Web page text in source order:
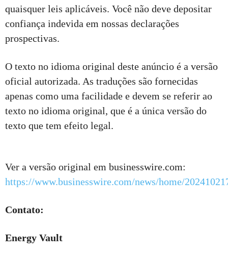
quaisquer leis aplicáveis. Você não deve depositar
confiança indevida em nossas declarações
prospectivas.
O texto no idioma original deste anúncio é a versão
oficial autorizada. As traduções são fornecidas
apenas como uma facilidade e devem se referir ao
texto no idioma original, que é a única versão do
texto que tem efeito legal.
Ver a versão original em businesswire.com:
https://www.businesswire.com/news/home/
Contato:
Energy Vault